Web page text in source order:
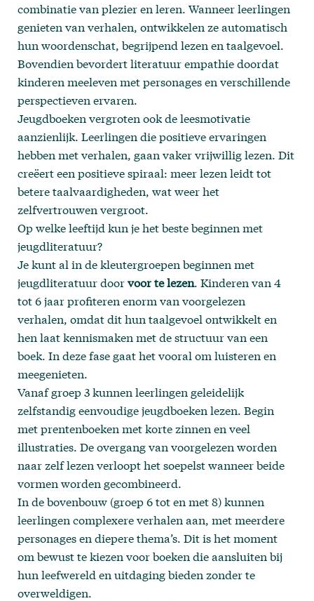
combinatie van plezier en leren. Wanneer leerlingen
genieten van verhalen, ontwikkelen ze automatisch
hun woordenschat, begrijpend lezen en taalgevoel.
Bovendien bevordert literatuur empathie doordat
kinderen meeleven met personages en verschillende
perspectieven ervaren.
Jeugdboeken vergroten ook de leesmotivatie
aanzienlijk. Leerlingen die positieve ervaringen
hebben met verhalen, gaan vaker vrijwillig lezen. Dit
creëert een positieve spiraal: meer lezen leidt tot
betere taalvaardigheden, wat weer het
zelfvertrouwen vergroot.
Op welke leeftijd kun je het beste beginnen met
jeugdliteratuur?
Je kunt al in de kleutergroepen beginnen met
jeugdliteratuur doorvoor te lezen. Kinderen van 4
tot 6 jaar profiteren enorm van voorgelezen
verhalen, omdat dit hun taalgevoel ontwikkelt en
hen laat kennismaken met de structuur van een
boek. In deze fase gaat het vooral om luisteren en
meegenieten.
Vanaf groep 3 kunnen leerlingen geleidelijk
zelfstandig eenvoudige jeugdboeken lezen. Begin
met prentenboeken met korte zinnen en veel
illustraties. De overgang van voorgelezen worden
naar zelf lezen verloopt het soepelst wanneer beide
vormen worden gecombineerd.
In de bovenbouw (groep 6 tot en met 8) kunnen
leerlingen complexere verhalen aan, met meerdere
personages en diepere thema’s. Dit is het moment
om bewust te kiezen voor boeken die aansluiten bij
hun leefwereld en uitdaging bieden zonder te
overweldigen.